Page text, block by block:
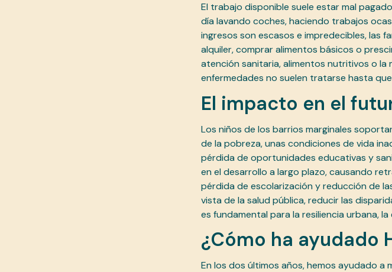
El trabajo disponible suele estar mal
día lavando coches, haciendo trabajos
ingresos son escasos e impredecibles, las
alquiler, comprar alimentos básicos o
atención sanitaria, alimentos nutritivos o la
enfermedades no suelen tratarse hasta
El impacto en el
Los niños de los barrios marginales
de la pobreza, unas condiciones de vida
pérdida de oportunidades educativas y
en el desarrollo a largo plazo, causando
pérdida de escolarización y reducción de
vista de la salud pública, reducir las
es fundamental para la resiliencia urbana,
¿Cómo ha ayudado
En los dos últimos años, hemos ayudado a